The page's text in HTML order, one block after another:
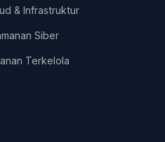
& Infrastruktur
Siber
Terkelola